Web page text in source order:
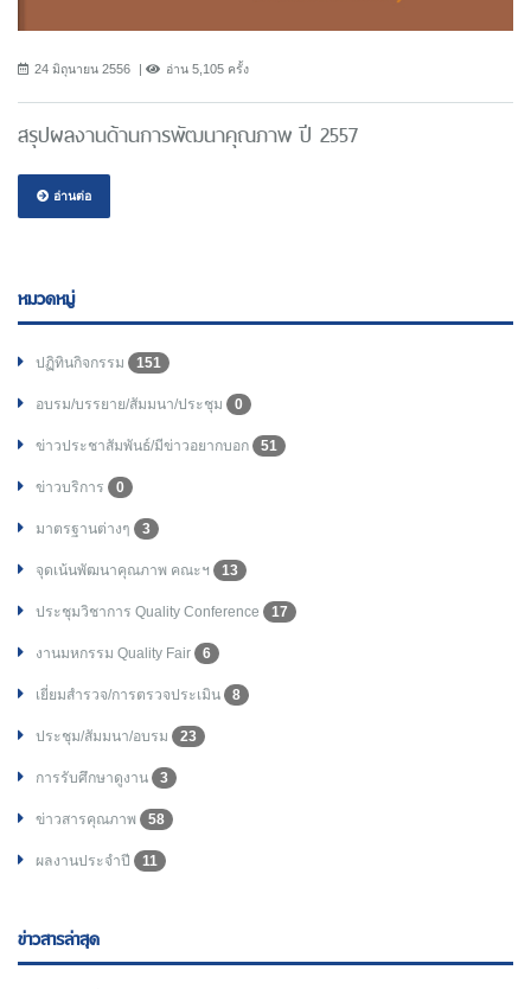
24 มิถุนายน 2556 อ่าน 5,105 ครั้ง
สรุปผลงานด้านการพัฒนาคุณภาพ ปี 2557
อ่านต่อ
หมวดหมู่
ปฏิทินกิจกรรม 151
อบรม/บรรยาย/สัมมนา/ประชุม 0
ข่าวประชาสัมพันธ์/มีข่าวอยากบอก 51
ข่าวบริการ 0
มาตรฐานต่างๆ 3
จุดเน้นพัฒนาคุณภาพ คณะฯ 13
ประชุมวิชาการ Quality Conference 17
งานมหกรรม Quality Fair 6
เยี่ยมสำรวจ/การตรวจประเมิน 8
ประชุม/สัมมนา/อบรม 23
การรับศึกษาดูงาน 3
ข่าวสารคุณภาพ 58
ผลงานประจำปี 11
ข่าวสารล่าสุด